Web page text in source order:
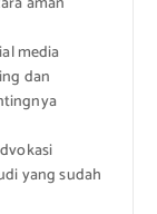
media
dan
yang sudah